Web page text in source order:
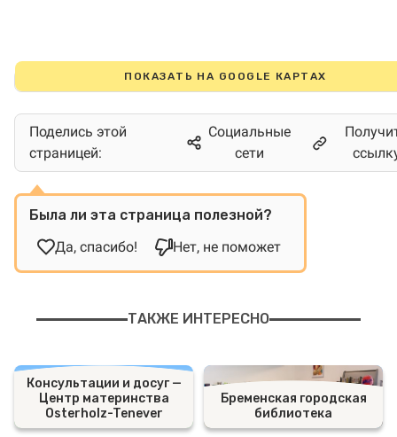
ПОКАЗАТЬ НА GOOGLE КАРТАХ
Поделись этой
страницей:
Социальные
сети
Была ли эта страница полезной?
Да, спасибо!
Нет, не поможет
ТАКЖЕ ИНТЕРЕСНО
Консультации и досуг —
Центр материнства
Osterholz-Tenever
Бременская городская
библиотека